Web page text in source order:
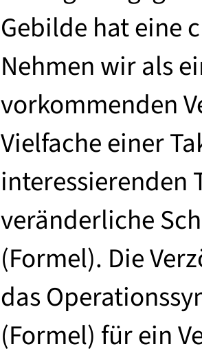
Gebilde hat eine
Nehmen wir als
vorkommenden
Vielfache einer
interessierenden
veränderliche
(Formel). Die
das
(Formel) für ein